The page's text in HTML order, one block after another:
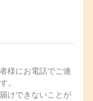
様にお電話でご連
。
けできないことが